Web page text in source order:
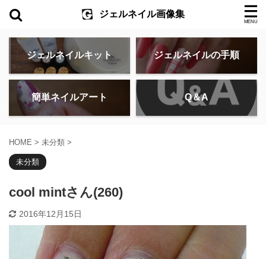
ジェルネイル画像集
ジェルネイルキット ジェルネイルの手順
簡単ネイルアート Q＆A
HOME > 未分類 >
未分類
cool mintさん(260)
2016年12月15日